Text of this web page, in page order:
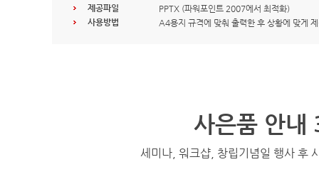
제공파일
PPTX (파워포인트 2007에서 최적화)
사용방법
A4용지 규격에 맞춰 출력한 후 상황에 맞게
사은품 안내
세미나, 워크샵, 창립기념일 행사 후